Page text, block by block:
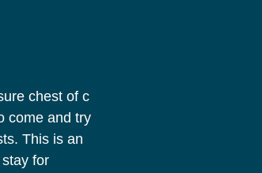
chest of c
come and try
This is an
for